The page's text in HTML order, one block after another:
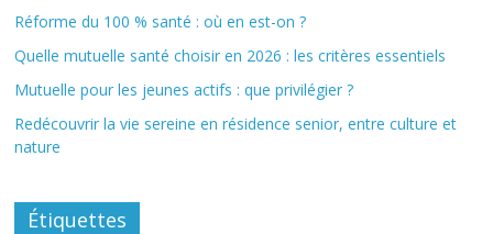
Réforme du 100 % santé : où en est-on ?
Quelle mutuelle santé choisir en 2026 : les critères essentiels
Mutuelle pour les jeunes actifs : que privilégier ?
Redécouvrir la vie sereine en résidence senior, entre culture et
nature
Étiquettes